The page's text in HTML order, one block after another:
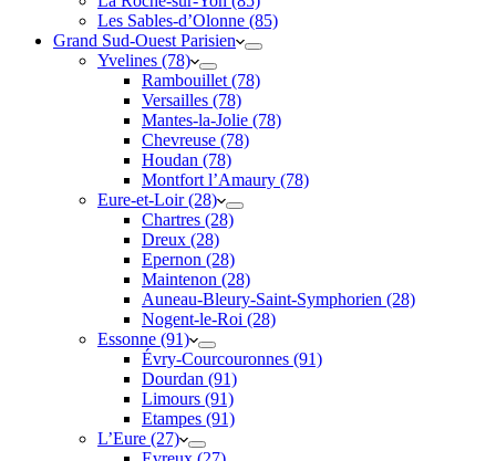
Les Sables-d’Olonne (85)
Grand Sud-Ouest Parisien
Yvelines (78)
Rambouillet (78)
Versailles (78)
Mantes-la-Jolie (78)
Chevreuse (78)
Houdan (78)
Montfort l’Amaury (78)
Eure-et-Loir (28)
Chartres (28)
Dreux (28)
Epernon (28)
Maintenon (28)
Auneau-Bleury-Saint-Symphorien (28)
Nogent-le-Roi (28)
Essonne (91)
Évry-Courcouronnes (91)
Dourdan (91)
Limours (91)
Etampes (91)
L’Eure (27)